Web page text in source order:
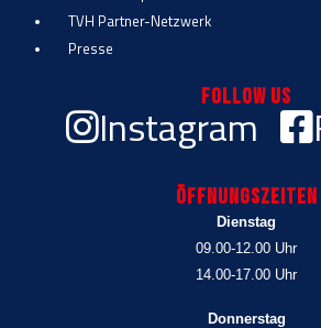
TVH Partner-Netzwerk
Presse
Follow Us
Instagram
Öffnungszeiten
Dienstag
09.00-12.00 Uhr
14.00-17.00 Uhr
Donnerstag